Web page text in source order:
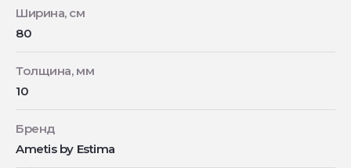
Ширина, см
80
Толщина, мм
10
Бренд
Ametis by Estima